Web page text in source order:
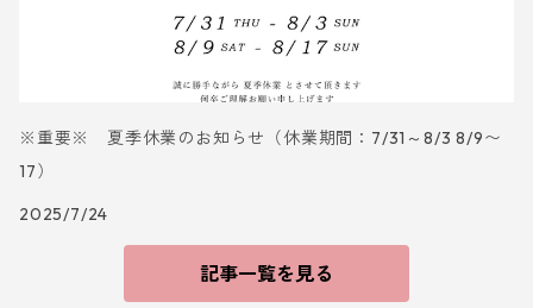
※重要※ 夏季休業のお知らせ（休業期間：7/31～8/3 8/9〜
17）
2025/7/24
記事一覧を見る